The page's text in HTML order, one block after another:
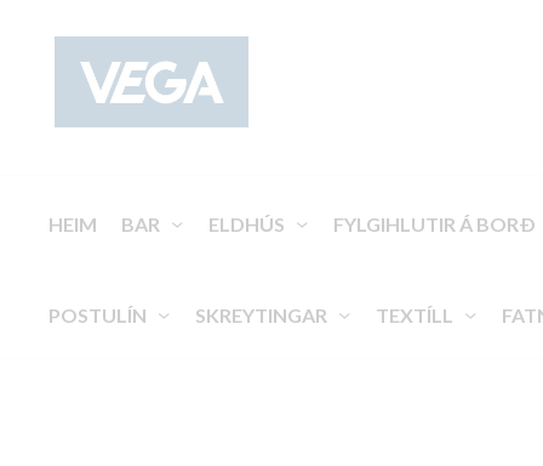
HEIM BAR ELDHÚS FYLGIHLUTIR Á BORÐ
POSTULÍN SKREYTINGAR TEXTÍLL